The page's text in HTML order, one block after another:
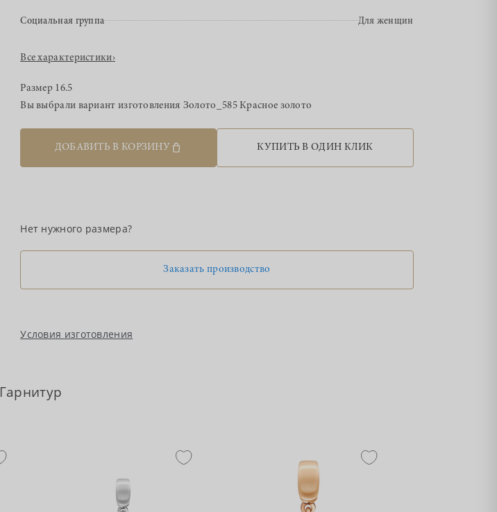
Социальная группа Для женщин
Все характеристики›
Размер 16.5
Вы выбрали вариант изготовления Золото_585 Красное золото
ДОБАВИТЬ В КОРЗИНУ КУПИТЬ В ОДИН КЛИК
Нет нужного размера?
Заказать производство
Условия изготовления
Гарнитур